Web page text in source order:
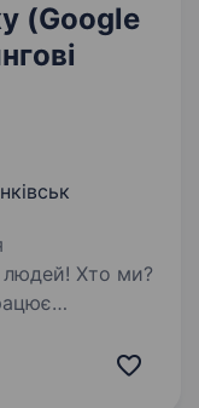
(Google
людей! Хто ми?
створення